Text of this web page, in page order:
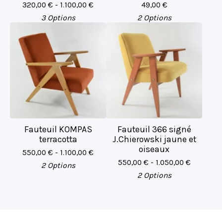
320,00 € - 1.100,00 €
3 Options
49,00 €
2 Options
Fauteuil KOMPAS
terracotta
550,00 € - 1.100,00 €
2 Options
Fauteuil 366 signé
J.Chierowski jaune et
oiseaux
550,00 € - 1.050,00 €
2 Options